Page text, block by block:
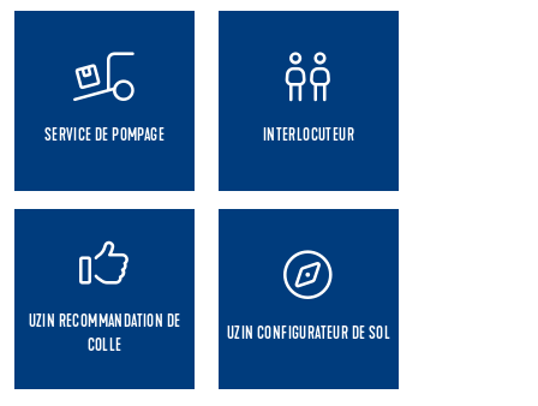
SERVICE DE POMPAGE INTERLOCUTEUR
UZIN RECOMMANDATION DE
COLLE
UZIN CONFIGURATEUR DE SOL